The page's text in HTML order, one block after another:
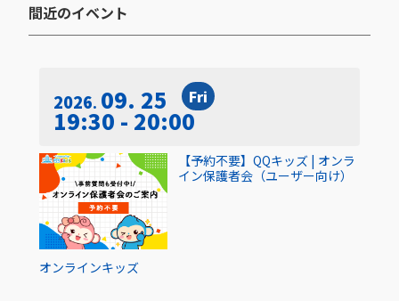
間近のイベント​
2026 09. 25 Fri
19:30 - 20:00
オンラインキッズ
【予約不要】QQキッズ | オンラ
イン保護者会（ユーザー向け）